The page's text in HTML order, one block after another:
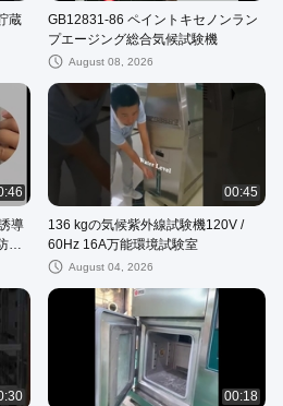
蔵
GB12831-86 ペイントキセノンラン
プエージング総合気候試験機
August 08, 2026
導
00:45
136 kgの気候紫外線試験機120V /
60Hz 16A万能環境試験室
August 04, 2026
00:18